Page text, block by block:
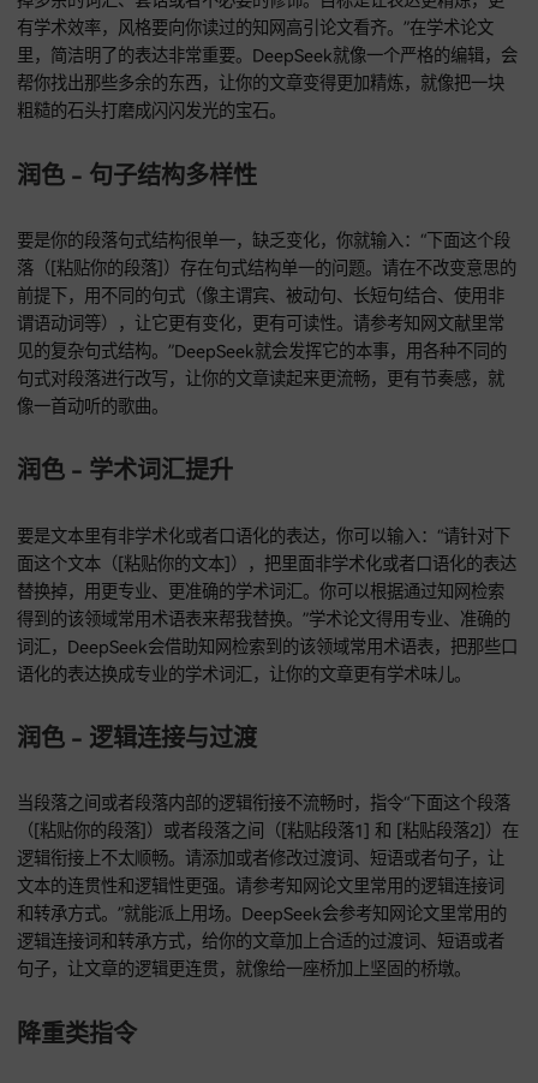
润色 - 精炼与简洁
令：“请审查下面这个句子或者段落（[粘贴你的文本]），找出
有学术效率，风格要向你读过的知网高引论文看齐。”在学术论
里，简洁明了的表达非常重要。DeepSeek就像一个严格的编
帮你找出那些多余的东西，让你的文章变得更加精炼，就像把
粗糙的石头打磨成闪闪发光的宝石。
润色 - 句子结构多样性
要是你的段落句式结构很单一，缺乏变化，你就输入：“下面这
前提下，用不同的句式（像主谓宾、被动句、长短句结合、使
谓语动词等），让它更有变化，更有可读性。请参考知网文献
见的复杂句式结构。”DeepSeek就会发挥它的本事，用各种不
句式对段落进行改写，让你的文章读起来更流畅，更有节奏感
像一首动听的歌曲。
润色 - 学术词汇提升
要是文本里有非学术化或者口语化的表达，你可以输入：“请针
面这个文本（[粘贴你的文本]），把里面非学术化或者口语化
替换掉，用更专业、更准确的学术词汇。你可以根据通过知网
得到的该领域常用术语表来帮我替换。”学术论文得用专业、准
词汇，DeepSeek会借助知网检索到的该领域常用术语表，把
语化的表达换成专业的学术词汇，让你的文章更有学术味儿。
润色 - 逻辑连接与过渡